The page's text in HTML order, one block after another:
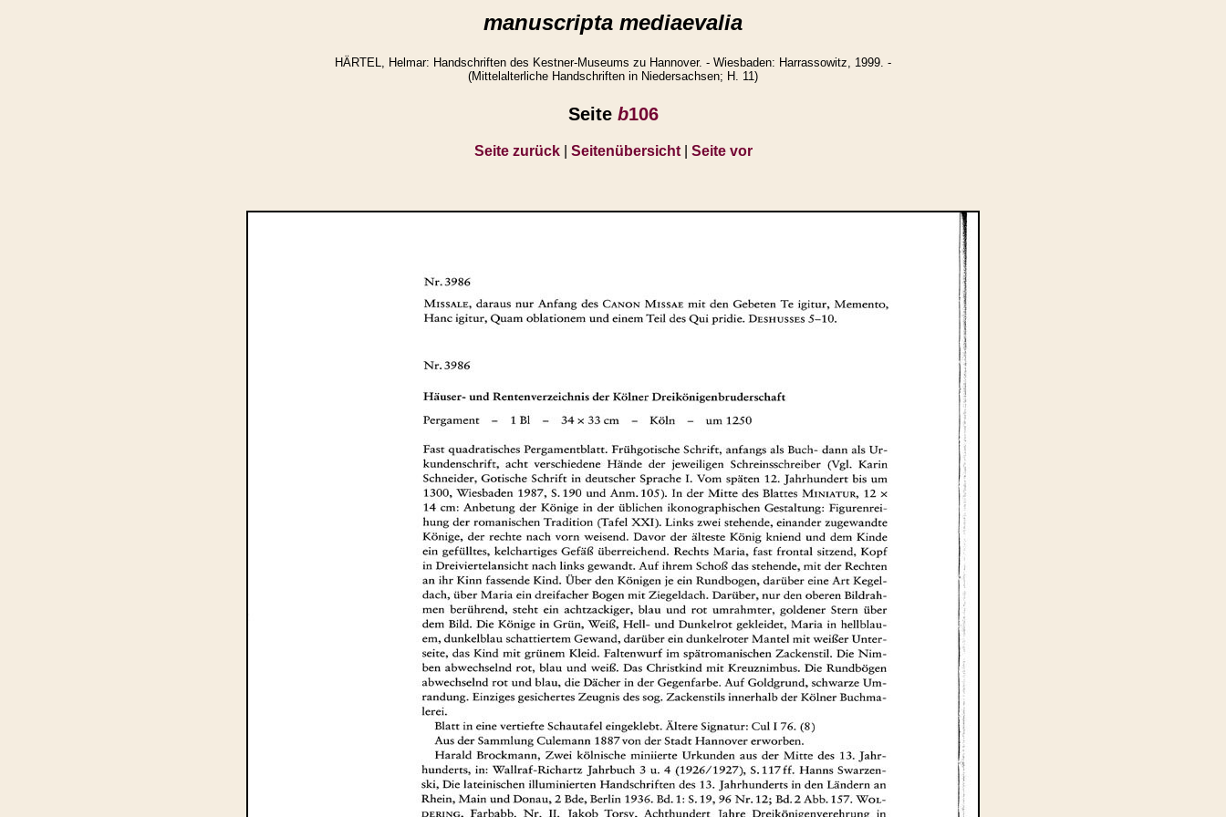
manuscripta mediaevalia
HÄRTEL, Helmar: Handschriften des Kestner-Museums zu Hannover. - Wiesbaden: Harrassowitz, 1999. -
(Mittelalterliche Handschriften in Niedersachsen; H. 11)
Seite b106
Seite zurück| Seitenübersicht| Seite vor